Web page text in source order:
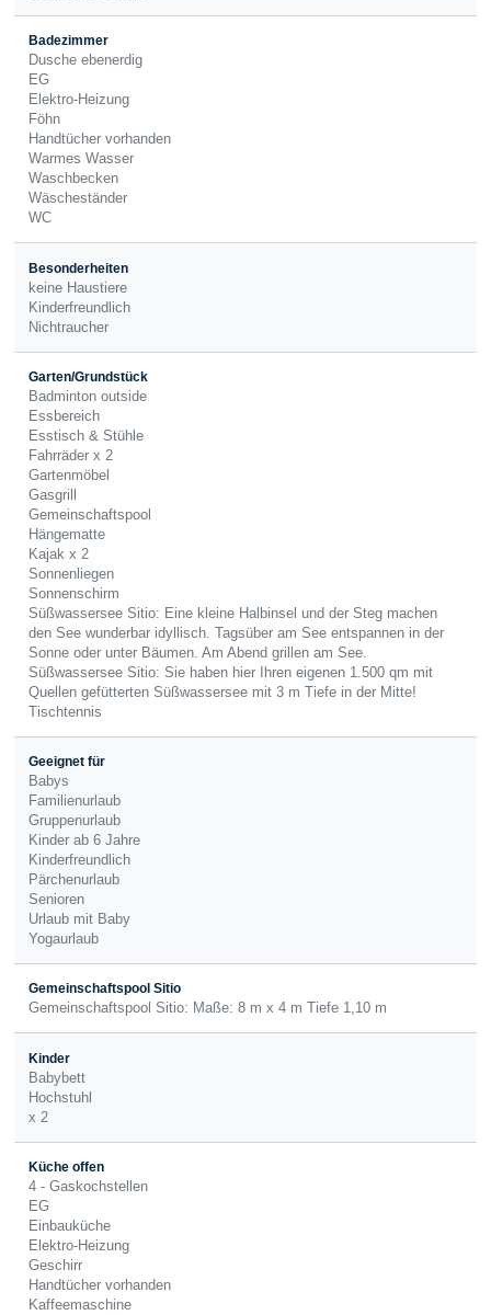
Badezimmer
Dusche ebenerdig
EG
Elektro-Heizung
Föhn
Handtücher vorhanden
Warmes Wasser
Waschbecken
Wäscheständer
WC
Besonderheiten
keine Haustiere
Kinderfreundlich
Nichtraucher
Garten/Grundstück
Badminton outside
Essbereich
Esstisch & Stühle
Fahrräder x 2
Gartenmöbel
Gasgrill
Gemeinschaftspool
Hängematte
Kajak x 2
Sonnenliegen
Sonnenschirm
Süßwassersee Sitio: Eine kleine Halbinsel und der Steg machen
den See wunderbar idyllisch. Tagsüber am See entspannen in der
Sonne oder unter Bäumen. Am Abend grillen am See.
Süßwassersee Sitio: Sie haben hier Ihren eigenen 1.500 qm mit
Quellen gefütterten Süßwassersee mit 3 m Tiefe in der Mitte!
Tischtennis
Geeignet für
Babys
Familienurlaub
Gruppenurlaub
Kinder ab 6 Jahre
Kinderfreundlich
Pärchenurlaub
Senioren
Urlaub mit Baby
Yogaurlaub
Gemeinschaftspool Sitio
Gemeinschaftspool Sitio: Maße: 8 m x 4 m Tiefe 1,10 m
Kinder
Babybett
Hochstuhl
x 2
Küche offen
4 - Gaskochstellen
EG
Einbauküche
Elektro-Heizung
Geschirr
Handtücher vorhanden
Kaffeemaschine